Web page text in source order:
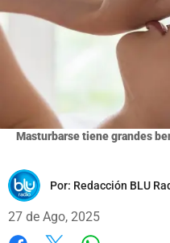
Masturbarse tiene grandes
Por: Redacción BLU
27 de Ago, 2025